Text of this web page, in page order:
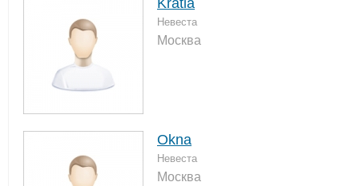
Kratia
Невеста
Москва
Okna
Невеста
Москва